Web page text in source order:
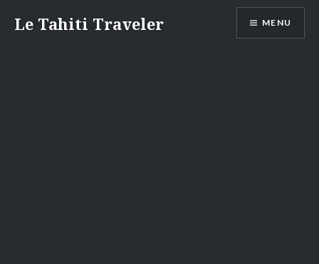
Le Tahiti Traveler MENU